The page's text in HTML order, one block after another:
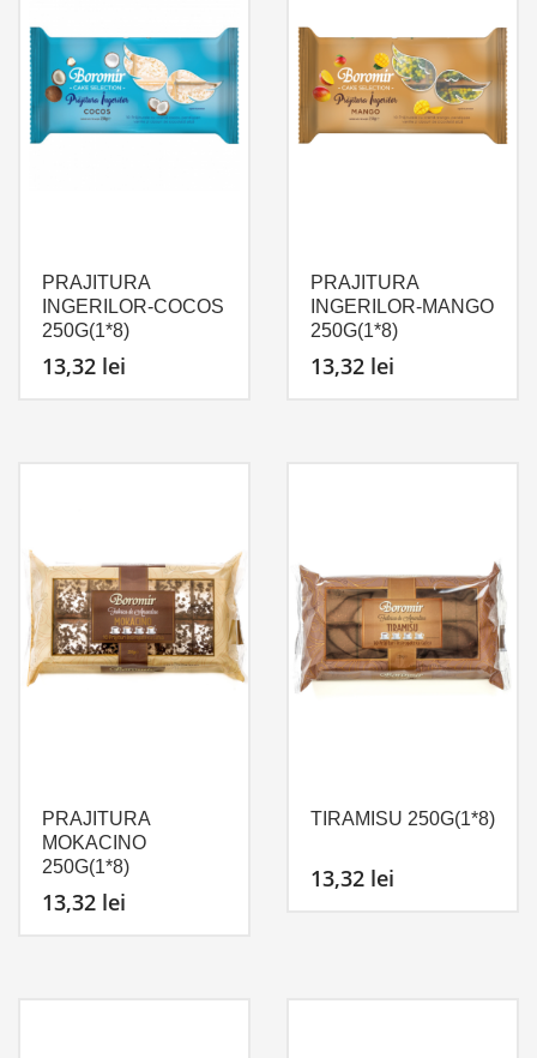
PRAJITURA
INGERILOR-COCOS
250G(1*8)
13,32 lei
PRAJITURA
INGERILOR-MANGO
250G(1*8)
13,32 lei
PRAJITURA
MOKACINO
250G(1*8)
13,32 lei
TIRAMISU 250G(1*8)
13,32 lei